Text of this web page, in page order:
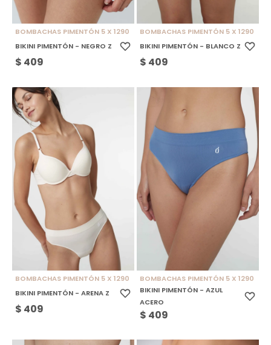
BOMBACHAS PIMENTÓN 5 X 1290
BIKINI PIMENTÓN - NEGRO Z
$ 409
BOMBACHAS PIMENTÓN 5 X 1290
BIKINI PIMENTÓN - BLANCO Z
$ 409
BOMBACHAS PIMENTÓN 5 X 1290
BIKINI PIMENTÓN - ARENA Z
$ 409
BOMBACHAS PIMENTÓN 5 X 1290
BIKINI PIMENTÓN - AZUL
ACERO
$ 409